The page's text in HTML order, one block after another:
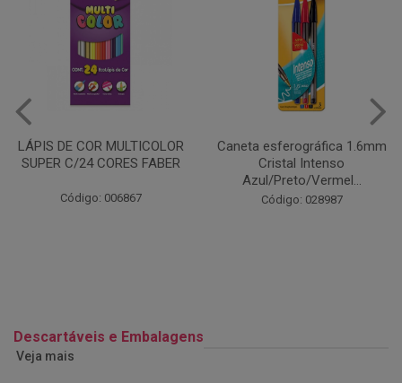
Caneta esferográfica 1.6mm
Cristal Intenso
Código: 028987
COLA EM BASTÃO 40G - LEO
& LEO
Código: 028164
Descartáveis e Embalagens
Veja mais